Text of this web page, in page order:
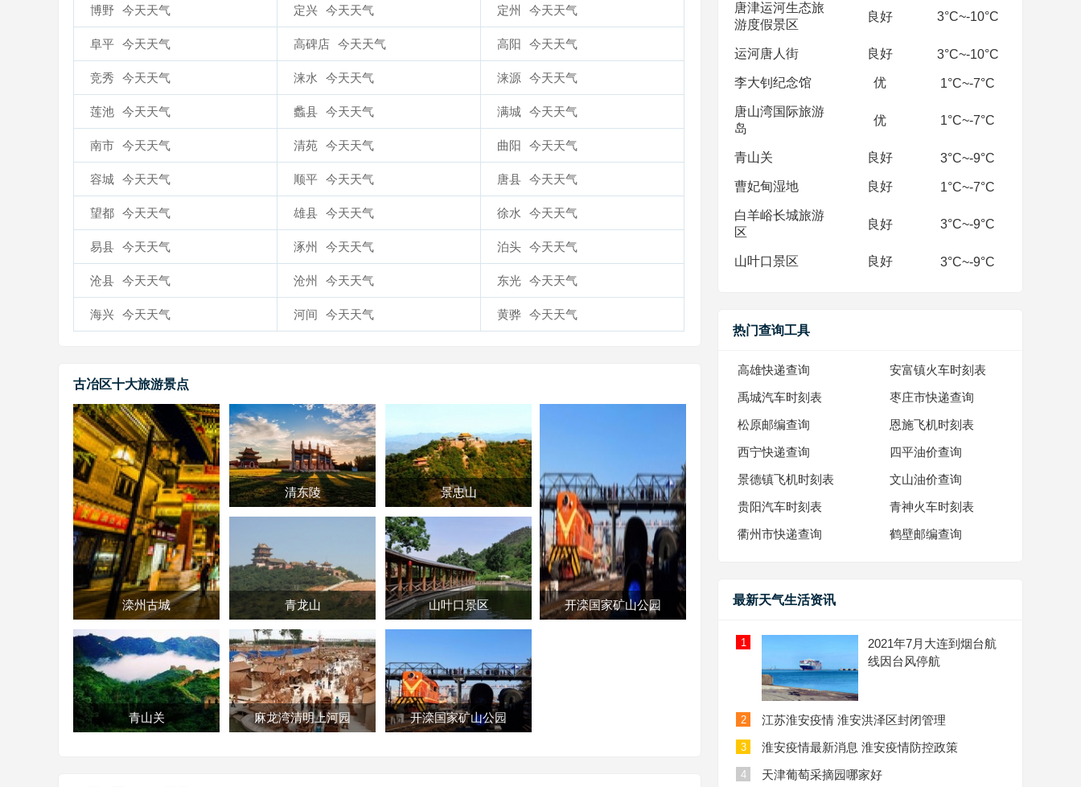
博野 今天天气 定兴 今天天气 定州 今天天气
阜平 今天天气 高碑店 今天天气 高阳 今天天气
竞秀 今天天气 涞水 今天天气 涞源 今天天气
莲池 今天天气 蠡县 今天天气 满城 今天天气
南市 今天天气 清苑 今天天气 曲阳 今天天气
容城 今天天气 顺平 今天天气 唐县 今天天气
望都 今天天气 雄县 今天天气 徐水 今天天气
易县 今天天气 涿州 今天天气 泊头 今天天气
沧县 今天天气 沧州 今天天气 东光 今天天气
海兴 今天天气 河间 今天天气 黄骅 今天天气
古冶区十大旅游景点
滦州古城
青山关
清东陵 景忠山
青龙山 山叶口景区
麻龙湾清明上河园 开滦国家矿山公园
开滦国家矿山公园
唐津运河生态旅
游度假景区
良好 3°C~-10°C
运河唐人街 良好 3°C~-10°C
李大钊纪念馆 优 1°C~-7°C
唐山湾国际旅游
岛
优 1°C~-7°C
青山关 良好 3°C~-9°C
曹妃甸湿地 良好 1°C~-7°C
白羊峪长城旅游
区
良好 3°C~-9°C
山叶口景区 良好 3°C~-9°C
热门查询工具
高雄快递查询 安富镇火车时刻表
禹城汽车时刻表 枣庄市快递查询
松原邮编查询 恩施飞机时刻表
西宁快递查询 四平油价查询
景德镇飞机时刻表 文山油价查询
贵阳汽车时刻表 青神火车时刻表
衢州市快递查询 鹤壁邮编查询
最新天气生活资讯
1
2021年7月大连到烟台航
线因台风停航
2 江苏淮安疫情 淮安洪泽区封闭管理
3 淮安疫情最新消息 淮安疫情防控政策
4 天津葡萄采摘园哪家好